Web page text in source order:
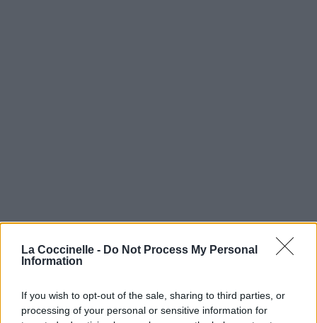
La Coccinelle - Do Not Process My Personal
Information
If you wish to opt-out of the sale, sharing to third parties, or
processing of your personal or sensitive information for